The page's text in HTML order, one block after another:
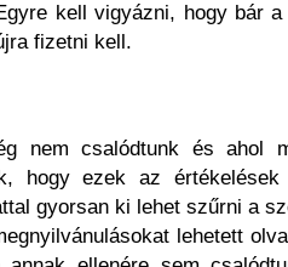
kell vigyázni, hogy bár
fizetni kell.
nem csalódtunk és ahol
hogy ezek az
gyorsan ki lehet szűrni a
lehetett